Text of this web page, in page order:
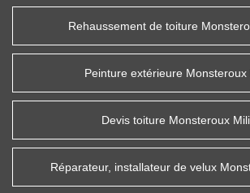
Rehaussement de toiture
Peinture extérieure Monsteroux
Devis toiture Monsteroux
Réparateur, installateur de velux